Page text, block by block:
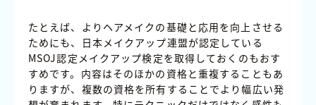
たとえば、よりヘアメイクの基礎と応用を向上させる
ためにも、日本メイクアップ連盟が認定している
MSOJ認定メイクアップ検定を取得しておくのもおす
すめです。内容はそのほかの資格と重複することもあ
りますが、複数の資格を所有することでより幅広い発